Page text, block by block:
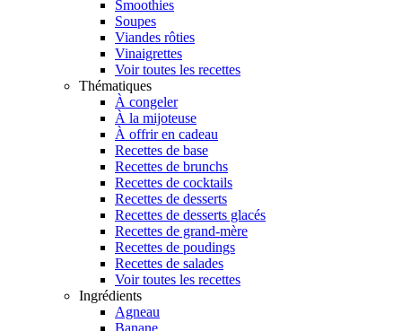
Smoothies
Soupes
Viandes rôties
Vinaigrettes
Voir toutes les recettes
Thématiques
À congeler
À la mijoteuse
À offrir en cadeau
Recettes de base
Recettes de brunchs
Recettes de cocktails
Recettes de desserts
Recettes de desserts glacés
Recettes de grand-mère
Recettes de poudings
Recettes de salades
Voir toutes les recettes
Ingrédients
Agneau
Banane